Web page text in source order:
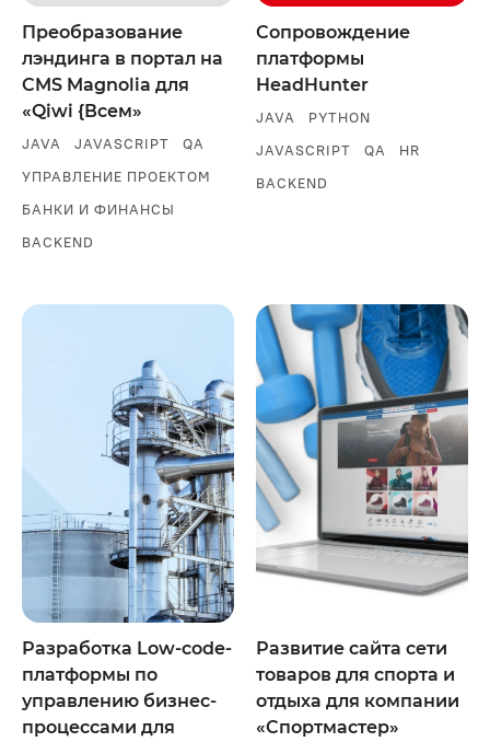
Преобразование
лэндинга в портал на
CMS Magnolia для
«Qiwi {Всем»
JAVA JAVASCRIPT
QA
УПРАВЛЕНИЕ ПРОЕКТОМ
БАНКИ И ФИНАНСЫ
BACKEND
Сопровождение
платформы
HeadHunter
JAVA
PYTHON
JAVASCRIPT
QA
HR
BACKEND
Разработка Low-code-
платформы по
управлению бизнес-
процессами для
Развитие сайта сети
товаров для спорта и
отдыха для компании
«Спортмастер»